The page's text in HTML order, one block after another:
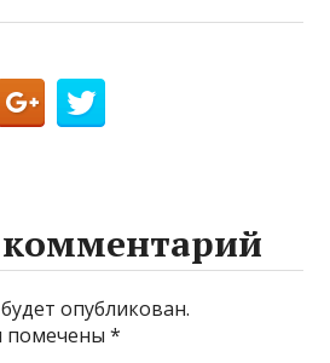
опубликован.
помечены*